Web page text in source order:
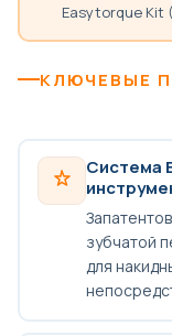
Easytorque Kit
КЛЮЧЕВЫЕ
Система
зубчатой
для